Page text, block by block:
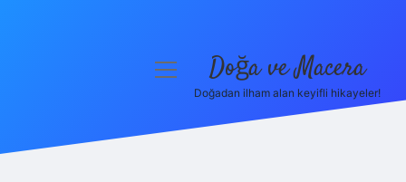
menüyü Doğa ve Macera
Doğadan ilham alan keyifli hikayeler!